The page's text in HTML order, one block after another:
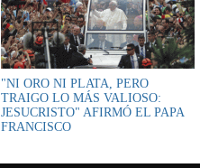
"NI ORO NI PLATA, PERO
TRAIGO LO MÁS VALIOSO:
JESUCRISTO" AFIRMÓ EL PAPA
FRANCISCO